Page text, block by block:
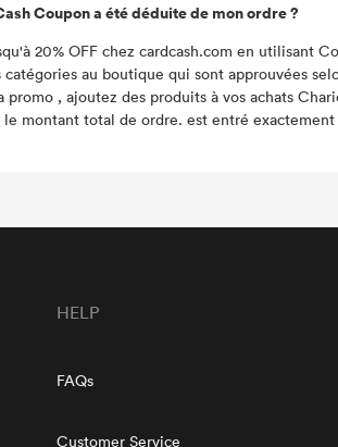
Coupon a été déduite de mon ordre ?
20% OFF chez cardcash.com en utilisant
au boutique qui sont approuvées
, ajoutez des produits à vos achats
montant total de ordre. est entré
HELP
FAQs
Customer Service